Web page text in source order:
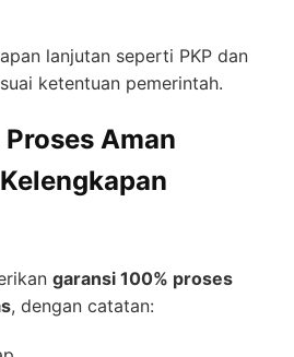
lanjutan seperti PKP dan
ketentuan pemerintah.
Aman
garansi 100% proses
, dengan catatan: